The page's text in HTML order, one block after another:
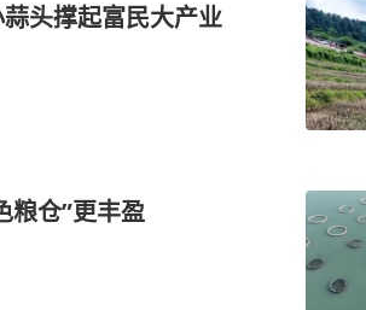
头撑起富民大产业
粮仓”更丰盈